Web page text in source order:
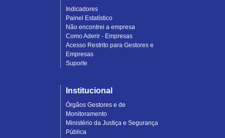
Indicadores
Painel Estatístico
Não encontrei a empresa
Como Aderir - Empresas
Acesso Restrito para Gestores e
Empresas
Suporte
Institucional
Órgãos Gestores e de
Monitoramento
Ministério da Justiça e Segurança
Pública